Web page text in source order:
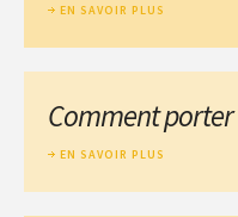
EN SAVOIR PLUS
Comment porter
EN SAVOIR PLUS